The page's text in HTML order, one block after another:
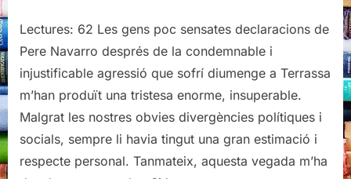
cop
de
a
la
dignitat
moral
Lectures: 62 Les gens poc sensates declaracions de
Pere Navarro després de la condemnable i
injustificable agressió que sofrí diumenge a Terrassa
m’han produït una tristesa enorme, insuperable.
Malgrat les nostres obvies divergències polítiques i
socials, sempre li havia tingut una gran estimació i
respecte personal. Tanmateix, aquesta vegada m’ha